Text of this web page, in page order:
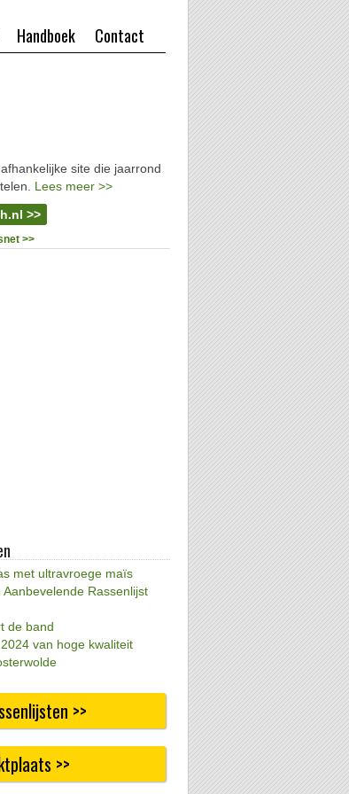
Contact
Handboek
site die jaarrond
Lees meer >>
>>
>>
met ultravroege maïs
Rassenlijst
de band
van hoge kwaliteit
>>
>>